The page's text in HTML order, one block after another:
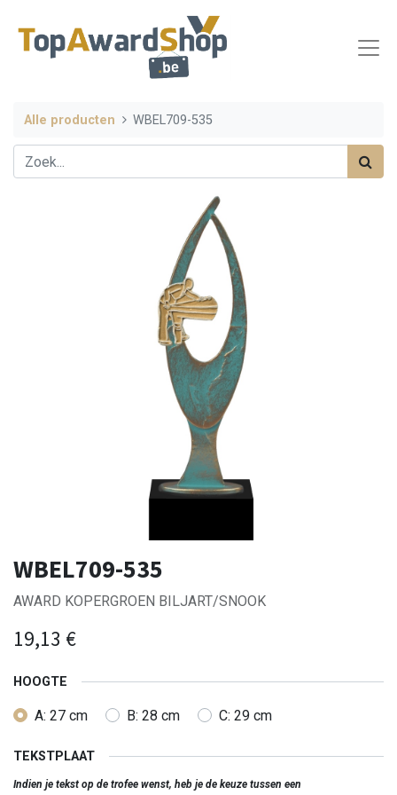
Alle producten WBEL709-535
WBEL709-535
AWARD KOPERGROEN BILJART/SNOOK
19,13 €
HOOGTE
A: 27 cm B: 28 cm C: 29 cm
TEKSTPLAAT
Indien je tekst op de trofee wenst, heb je de keuze tussen een